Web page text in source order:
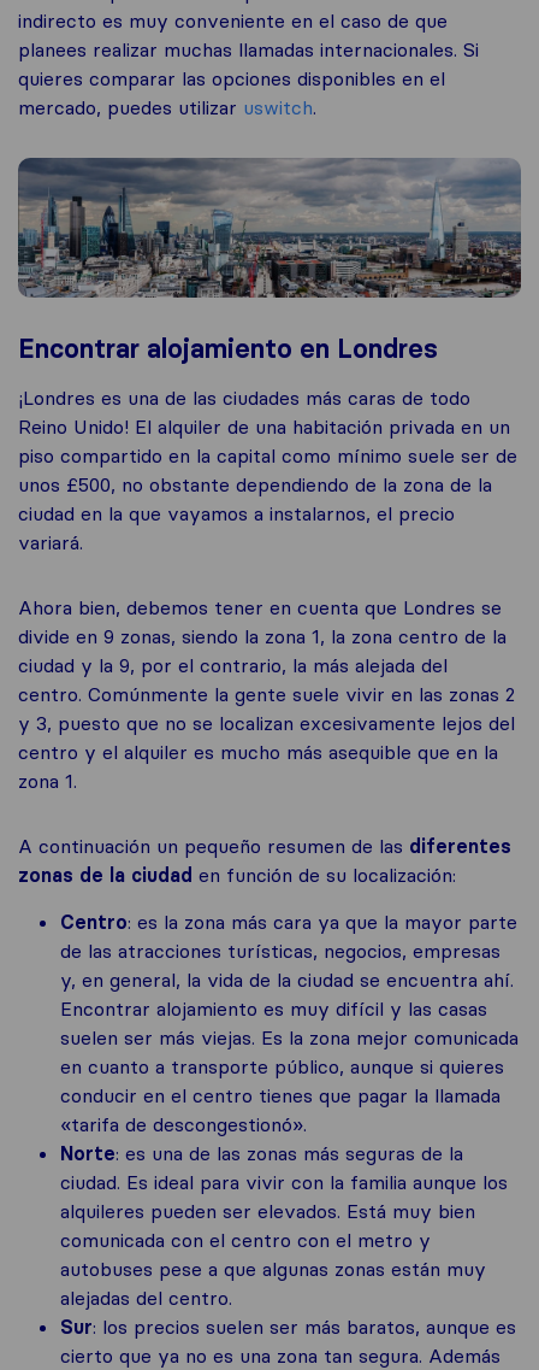
indirecto es muy conveniente en el caso de que
planees realizar muchas llamadas internacionales. Si
quieres comparar las opciones disponibles en el
mercado, puedes utilizar uswitch.
Encontrar alojamiento en Londres
¡Londres es una de las ciudades más caras de todo
Reino Unido! El alquiler de una habitación privada en un
piso compartido en la capital como mínimo suele ser de
unos £500, no obstante dependiendo de la zona de la
ciudad en la que vayamos a instalarnos, el precio
variará.
Ahora bien, debemos tener en cuenta que Londres se
divide en 9 zonas, siendo la zona 1, la zona centro de la
ciudad y la 9, por el contrario, la más alejada del
centro. Comúnmente la gente suele vivir en las zonas 2
y 3, puesto que no se localizan excesivamente lejos del
centro y el alquiler es mucho más asequible que en la
zona 1.
A continuación un pequeño resumen de las diferentes
zonas de la ciudad en función de su localización:
Centro: es la zona más cara ya que la mayor parte
de las atracciones turísticas, negocios, empresas
y, en general, la vida de la ciudad se encuentra ahí.
Encontrar alojamiento es muy difícil y las casas
suelen ser más viejas. Es la zona mejor comunicada
en cuanto a transporte público, aunque si quieres
conducir en el centro tienes que pagar la llamada
«tarifa de descongestionó».
Norte: es una de las zonas más seguras de la
ciudad. Es ideal para vivir con la familia aunque los
alquileres pueden ser elevados. Está muy bien
comunicada con el centro con el metro y
autobuses pese a que algunas zonas están muy
alejadas del centro.
Sur: los precios suelen ser más baratos, aunque es
cierto que ya no es una zona tan segura. Además